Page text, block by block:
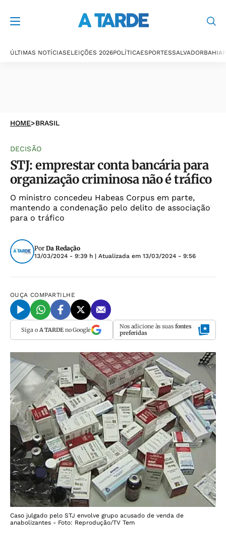
ÚLTIMAS NOTÍCIASELEIÇÕES 2026POLÍTICAESPORTESSALVADORBAHIA
HOME>BRASIL
DECISÃO
STJ: emprestar conta bancária para
organização criminosa não é tráfico
O ministro concedeu Habeas Corpus em parte,
mantendo a condenação pelo delito de associação
para o tráfico
Por Da Redação
13/03/2024 - 9:39 h | Atualizada em 13/03/2024 - 9:56
OUÇA COMPARTILHE
Siga o A TARDEno Google Nos adicione às suas fontes
preferidas
Caso julgado pelo STJ envolve grupo acusado de venda de
anabolizantes - Foto: Reprodução/TV Tem